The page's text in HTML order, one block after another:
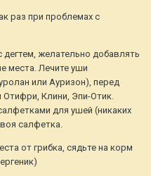
раз при проблемах с
желательно добавлять
места. Лечите уши
или Ауризон), перед
Клини, Эпи-Отик.
для ушей (никаких
салфетка.
от грибка, сядьте на корм